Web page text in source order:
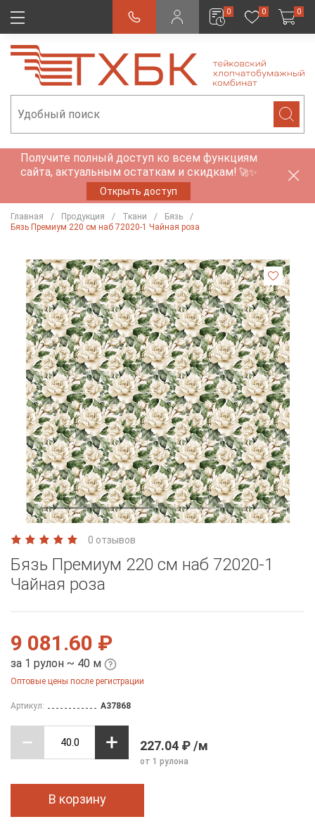
0 0 0
Получите полный доступ ко всем функциям
сайта, актуальным остаткам и скидкам! 🚀✨
Открыть доступ
Главная Продукция Ткани
Бязь
Бязь Премиум 220 см наб 72020-1 Чайная роза
0 отзывов
Бязь Премиум 220 см наб 72020-1
Чайная роза
9 081.60 ₽
за 1 рулон ~ 40 м
Оптовые цены после регистрации
Артикул: A37868
227.04 ₽ /м
от 1 рулона
В корзину